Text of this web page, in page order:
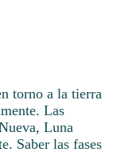
torno a la tierra
Las
Luna
Saber las fases